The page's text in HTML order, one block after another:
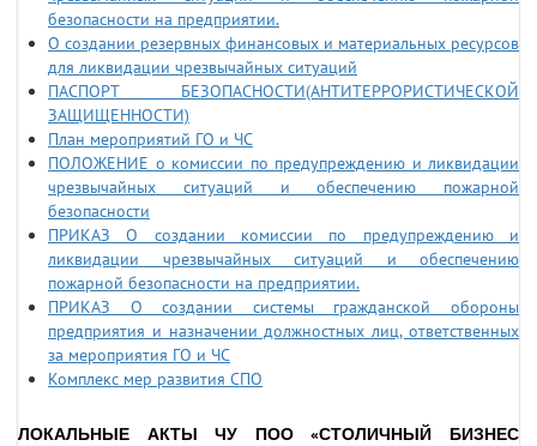
безопасности на предприятии.
О создании резервных финансовых и материальных ресурсов
для ликвидации чрезвычайных ситуаций
ПАСПОРТ БЕЗОПАСНОСТИ(АНТИТЕРРОРИСТИЧЕСКОЙ
ЗАЩИЩЕННОСТИ)
План мероприятий ГО и ЧС
ПОЛОЖЕНИЕ о комиссии по предупреждению и ликвидации
чрезвычайных ситуаций и обеспечению пожарной
безопасности
ПРИКАЗ О создании комиссии по предупреждению и
ликвидации чрезвычайных ситуаций и обеспечению
пожарной безопасности на предприятии.
ПРИКАЗ О создании системы гражданской обороны
предприятия и назначении должностных лиц, ответственных
за мероприятия ГО и ЧС
Комплекс мер развития СПО
ЛОКАЛЬНЫЕ АКТЫ ЧУ ПОО «СТОЛИЧНЫЙ БИЗНЕС